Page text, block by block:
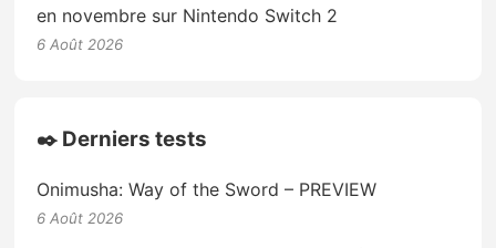
en novembre sur Nintendo Switch 2
6 Août 2026
✒️ Derniers tests
Onimusha: Way of the Sword – PREVIEW
6 Août 2026